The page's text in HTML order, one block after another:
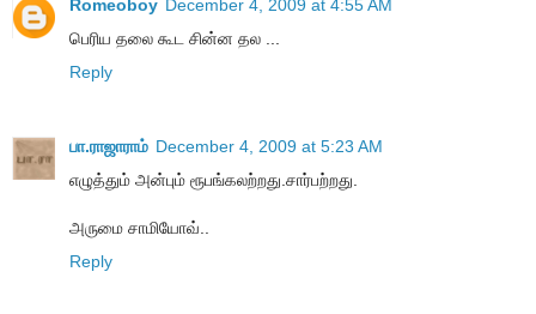
Romeoboy December 4, 2009 at 4:55 AM
பெரிய தலை கூட சின்ன தல ...
Reply
பா.ராஜாராம் December 4, 2009 at 5:23 AM
எழுத்தும் அன்பும் ரூபங்கலற்றது.சார்பற்றது.
அருமை சாமியோவ்..
Reply